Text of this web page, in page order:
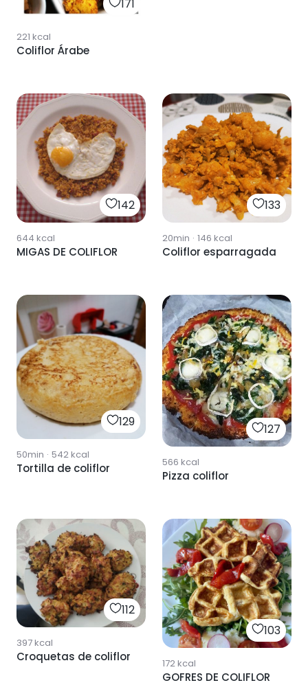
171
221 kcal
Coliflor Árabe
142
644 kcal
MIGAS DE COLIFLOR
133
20min · 146 kcal
Coliflor esparragada
129
50min · 542kcal
Tortilla de coliflor
127
566 kcal
Pizza coliflor
112
397kcal
Croquetas de coliflor
103
172kcal
GOFRES DE COLIFLOR